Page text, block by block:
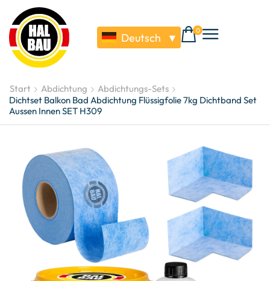
Deutsch ▼
0
Start Abdichtung
Abdichtungs-Sets
Dichtset Balkon Bad Abdichtung Flüssigfolie 7kg Dichtband Set
Aussen Innen SET H309